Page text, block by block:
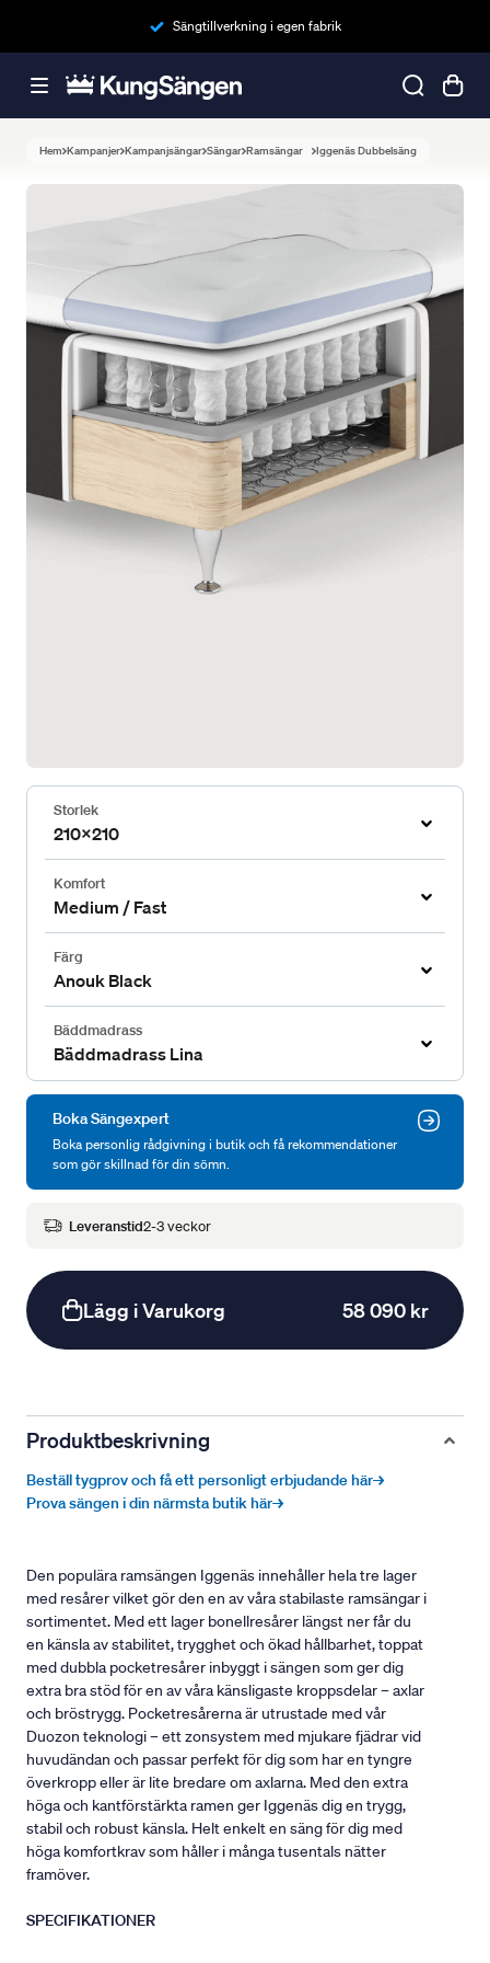
Sängtillverkning i egen fabrik
Hem Kampanjer Kampanjsängar Sängar Ramsängar Iggenäs Dubbelsäng
Storlek
210x210
Komfort
Medium / Fast
Färg
Anouk Black
Bäddmadrass
Bäddmadrass Lina
Boka Sängexpert
Boka personlig rådgivning i butik och få rekommendationer
som gör skillnad för din sömn.
Leveranstid2-3 veckor
Lägg i Varukorg 58 090 kr
Produktbeskrivning
Beställ tygprov och få ett personligt erbjudande här→
Prova sängen i din närmsta butik här→
Den populära ramsängen Iggenäs innehåller hela tre lager
med resårer vilket gör den en av våra stabilaste ramsängar i
sortimentet. Med ett lager bonellresårer längst ner får du
en känsla av stabilitet, trygghet och ökad hållbarhet, toppat
med dubbla pocketresårer inbyggt i sängen som ger dig
extra bra stöd för en av våra känsligaste kroppsdelar – axlar
och bröstrygg. Pocketresårerna är utrustade med vår
Duozon teknologi – ett zonsystem med mjukare fjädrar vid
huvudändan och passar perfekt för dig som har en tyngre
överkropp eller är lite bredare om axlarna. Med den extra
höga och kantförstärkta ramen ger Iggenäs dig en trygg,
stabil och robust känsla. Helt enkelt en säng för dig med
höga komfortkrav som håller i många tusentals nätter
framöver.
SPECIFIKATIONER